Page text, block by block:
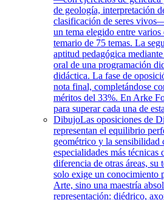
de geología, interpretación
clasificación de seres
un tema elegido entre
temario de 75 temas. La
aptitud pedagógica
oral de una programación
didáctica. La fase de
nota final, completándose
méritos del 33%. En Arke
para superar cada una de
DibujoLas oposiciones de
representan el equilibrio
geométrico y la sensibilidad
especialidades más técnicas
diferencia de otras áreas,
solo exige un conocimiento
Arte, sino una maestría
representación: diédrico,